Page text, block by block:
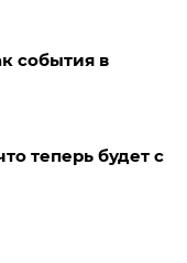
события в
теперь будет с